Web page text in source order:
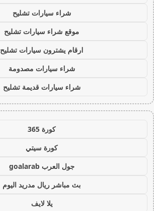
شراء سيارات تشليح
موقع شراء سيارات تشليح
ارقام يشترون سيارات تشليح
شراء سيارات مصدومة
شراء سيارات قديمة تشليح
كورة 365
كورة سيتي
جول العرب goalarab
بث مباشر ريال مدريد اليوم
يلا لايف